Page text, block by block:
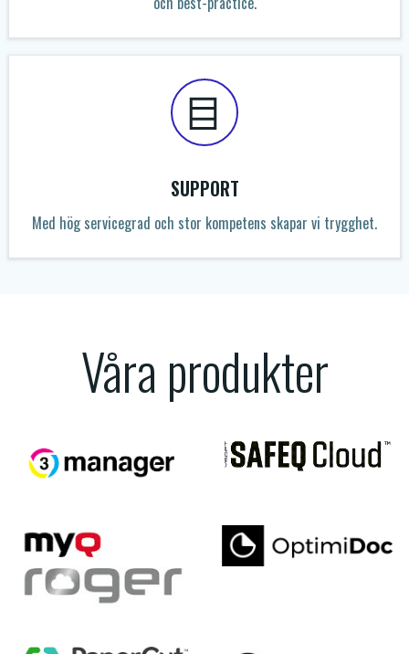
SUPPORT​
Med hög servicegrad och stor kompetens skapar vi trygghet.​
Våra produkter